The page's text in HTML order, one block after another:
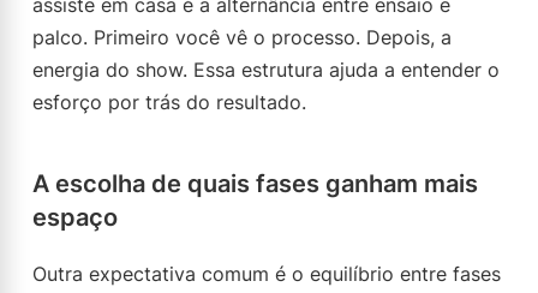
assiste em casa é a alternância entre ensaio e
palco. Primeiro você vê o processo. Depois, a
energia do show. Essa estrutura ajuda a entender o
esforço por trás do resultado.
A escolha de quais fases ganham mais
espaço
Outra expectativa comum é o equilíbrio entre fases